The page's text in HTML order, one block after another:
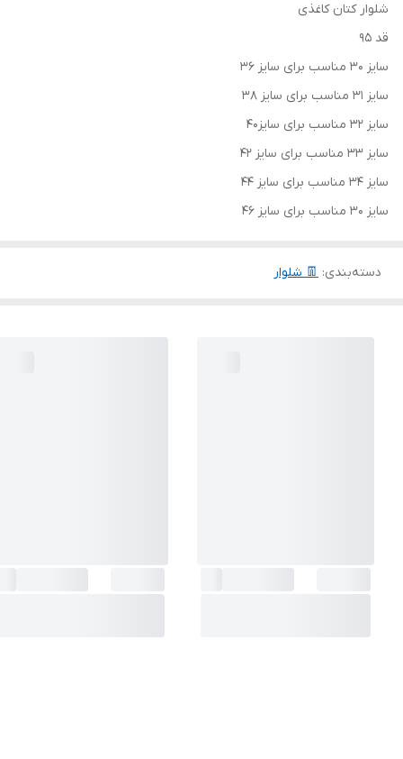
شلوار کتان کاغذی
قد 95
سایز 30 مناسب برای سایز 36
سایز 31 مناسب برای سایز 38
سایز 32 مناسب برای سایز40
سایز 33 مناسب برای سایز 42
سایز 34 مناسب برای سایز 44
سایز 30 مناسب برای سایز 46
دسته‌بندی: 👖 شلوار